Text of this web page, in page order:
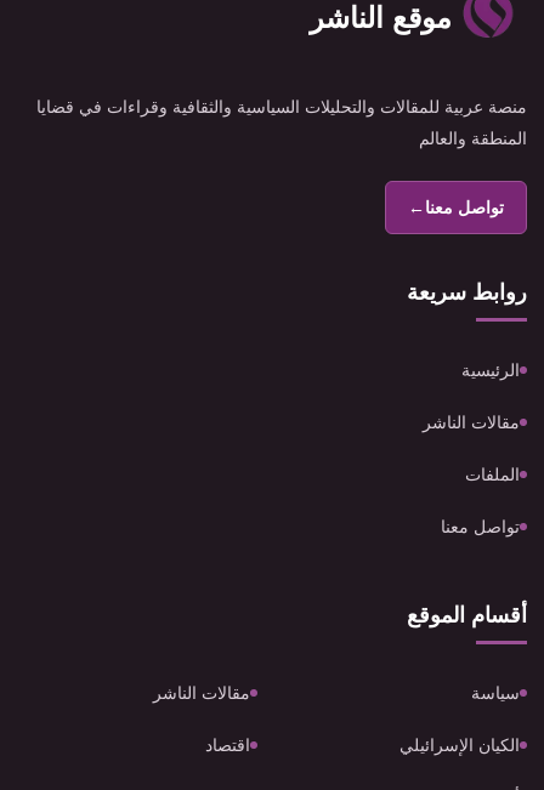
موقع الناشر
منصة عربية للمقالات والتحليلات السياسية والثقافية وقراءات في قضايا
المنطقة والعالم
تواصل معنا←
روابط سريعة
الرئيسية
مقالات الناشر
الملفات
تواصل معنا
أقسام الموقع
سياسة مقالات الناشر
الكيان الإسرائيلي اقتصاد